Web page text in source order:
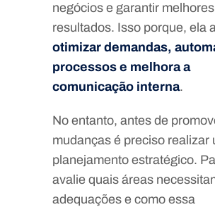
negócios e garantir melhores
resultados. Isso porque, ela
otimizar demandas,
processos e melhora a
comunicação interna.
No entanto, antes de
mudanças é preciso realizar
planejamento estratégico.
avalie quais áreas
adequações e como essa